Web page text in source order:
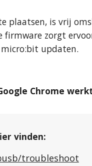
plaatsen, is vrij
firmware zorgt
updaten.
Chrome
vinden:
troubleshoot